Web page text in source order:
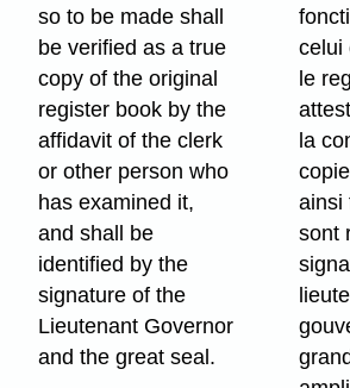
so to be made shall
be verified as a true
copy of the original
register book by the
affidavit of the clerk
or other person who
has examined it,
and shall be
identified by the
signature of the
Lieutenant Governor
and the great seal.
celui
le
la
ainsi
sont